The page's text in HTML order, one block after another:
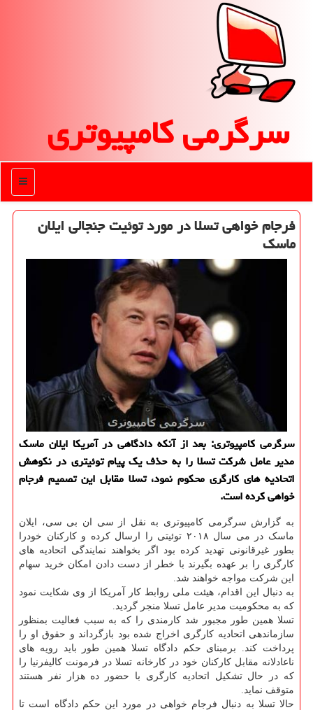
سرگرمی كامپیوتری
منو
فرجام خواهی تسلا در مورد توئیت جنجالی ایلان
ماسك
سرگرمی کامپیوتری: بعد از آنکه دادگاهی در آمریکا ایلان ماسک
مدیر عامل شرکت تسلا را به حذف یک پیام توئیتری در نکوهش
اتحادیه های کارگری محکوم نمود، تسلا مقابل این تصمیم فرجام
خواهی کرده است.
به گزارش سرگرمی کامپیوتری به نقل از سی ان بی سی، ایلان
ماسک در می سال ۲۰۱۸ توئیتی را ارسال کرده و کارکنان خودرا
بطور غیرقانونی تهدید کرده بود اگر بخواهند نمایندگی اتحادیه های
کارگری را بر عهده بگیرند با خطر از دست دادن امکان خرید سهام
این شرکت مواجه خواهند شد.
به دنبال این اقدام، هیئت ملی روابط کار آمریکا از وی شکایت نمود
که به محکومیت مدیر عامل تسلا منجر گردید.
تسلا همین طور مجبور شد کارمندی را که به سبب فعالیت بمنظور
سازماندهی اتحادیه کارگری اخراج شده بود بازگرداند و حقوق او را
پرداخت کند. برمبنای حکم دادگاه تسلا همین طور باید رویه های
ناعادلانه مقابل کارکنان خود در کارخانه تسلا در فرمونت کالیفرنیا را
که در حال تشکیل اتحادیه کارگری با حضور ده هزار نفر هستند
متوقف نماید.
حالا تسلا به دنبال فرجام خواهی در مورد این حکم دادگاه است تا